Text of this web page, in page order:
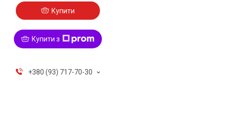
Купити
Купити з
+380 (93) 717-70-30